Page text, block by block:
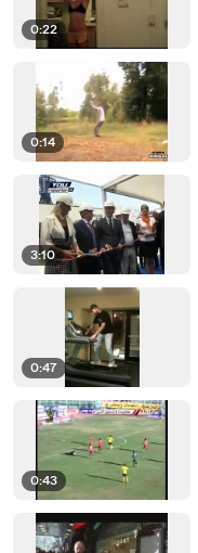
0:22
0:14
3:10
0:47
0:43